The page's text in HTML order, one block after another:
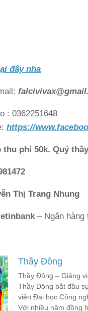
đây nha
: 0362251648
https://
thu phí 50k. Quý
Thị Trang Nhung
– Ngân
Thầy Đông
Thầy Đông – Giảng
Thầy Đông bắt đầu
viên Đại học Công
Với nhiều năm đồng